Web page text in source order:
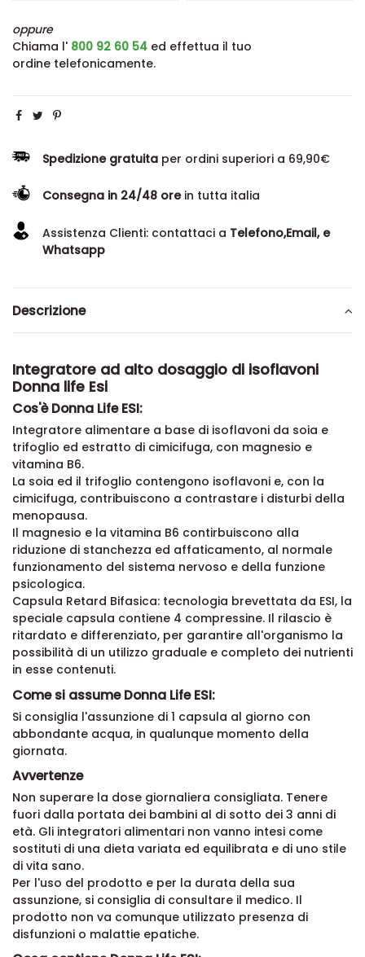
oppure
Chiama l' 800 92 60 54 ed effettua il tuo
ordine telefonicamente.
Spedizione gratuita per ordini superiori a 69,90€
Consegna in 24/48 orein tutta italia
Assistenza Clienti: contattaci a Telefono,Email, e
Whatsapp
Descrizione
Integratore ad alto dosaggio di isoflavoni
Donna life Esi
Cos'è Donna Life ESI:
Integratore alimentare a base di isoflavoni da soia e
trifoglio ed estratto di cimicifuga, con magnesio e
vitamina B6.
La soia ed il trifoglio contengono isoflavoni e, con la
cimicifuga, contribuiscono a contrastare i disturbi della
menopausa.
Il magnesio e la vitamina B6 contirbuiscono alla
riduzione di stanchezza ed affaticamento, al normale
funzionamento del sistema nervoso e della funzione
psicologica.
Capsula Retard Bifasica: tecnologia brevettata da ESI, la
speciale capsula contiene 4 compressine. Il rilascio è
ritardato e differenziato, per garantire all'organismo la
possibilità di un utilizzo graduale e completo dei nutrienti
in esse contenuti.
Come si assume Donna Life ESI:
Si consiglia l'assunzione di 1 capsula al giorno con
abbondante acqua, in qualunque momento della
giornata.
Avvertenze
Non superare la dose giornaliera consigliata. Tenere
fuori dalla portata dei bambini al di sotto dei 3 anni di
età. Gli integratori alimentari non vanno intesi come
sostituti di una dieta variata ed equilibrata e di uno stile
di vita sano.
Per l'uso del prodotto e per la durata della sua
assunzione, si consiglia di consultare il medico. Il
prodotto non va comunque utilizzato presenza di
disfunzioni o malattie epatiche.